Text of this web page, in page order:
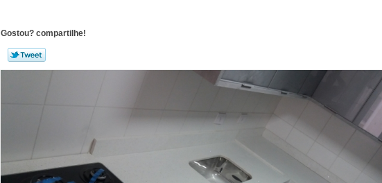
Gostou? compartilhe!